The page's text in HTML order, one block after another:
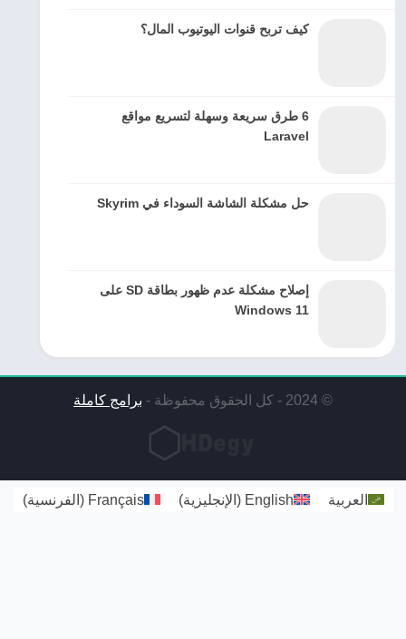
كيف تربح قنوات اليوتيوب المال؟
6 طرق سريعة وسهلة لتسريع مواقع
Laravel
حل مشكلة الشاشة السوداء في Skyrim
إصلاح مشكلة عدم ظهور بطاقة SD على
Windows 11
© 2024 - كل الحقوق محفوظة - برامج كاملة
العربية English
(الإنجليزية)
Français
(الفرنسية)